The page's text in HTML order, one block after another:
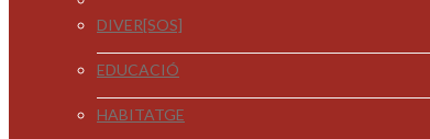
DIVER[SOS]
EDUCACIÓ
HABITATGE